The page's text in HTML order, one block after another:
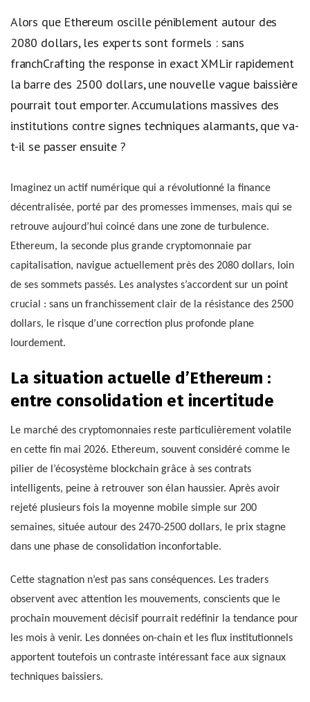
Alors que Ethereum oscille péniblement autour des
2080 dollars, les experts sont formels : sans
franchCrafting the response in exact XMLir rapidement
la barre des 2500 dollars, une nouvelle vague baissière
pourrait tout emporter. Accumulations massives des
institutions contre signes techniques alarmants, que va-
t-il se passer ensuite ?
Imaginez un actif numérique qui a révolutionné la finance
décentralisée, porté par des promesses immenses, mais qui se
retrouve aujourd’hui coincé dans une zone de turbulence.
Ethereum, la seconde plus grande cryptomonnaie par
capitalisation, navigue actuellement près des 2080 dollars, loin
de ses sommets passés. Les analystes s’accordent sur un point
crucial : sans un franchissement clair de la résistance des 2500
dollars, le risque d’une correction plus profonde plane
lourdement.
La situation actuelle d’Ethereum :
entre consolidation et incertitude
Le marché des cryptomonnaies reste particulièrement volatile
en cette fin mai 2026. Ethereum, souvent considéré comme le
pilier de l’écosystème blockchain grâce à ses contrats
intelligents, peine à retrouver son élan haussier. Après avoir
rejeté plusieurs fois la moyenne mobile simple sur 200
semaines, située autour des 2470-2500 dollars, le prix stagne
dans une phase de consolidation inconfortable.
Cette stagnation n’est pas sans conséquences. Les traders
observent avec attention les mouvements, conscients que le
prochain mouvement décisif pourrait redéfinir la tendance pour
les mois à venir. Les données on-chain et les flux institutionnels
apportent toutefois un contraste intéressant face aux signaux
techniques baissiers.